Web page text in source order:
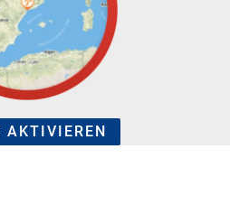
AKTIVIEREN